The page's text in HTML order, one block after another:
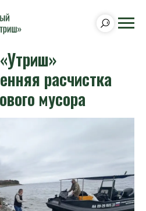
расчистка
мусора